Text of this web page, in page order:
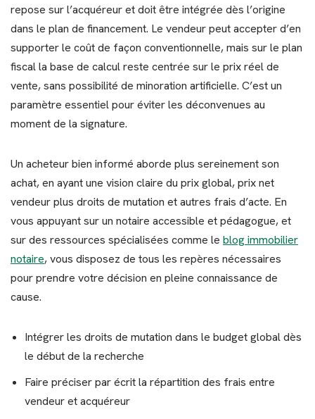
repose sur l’acquéreur et doit être intégrée dès l’origine
dans le plan de financement. Le vendeur peut accepter d’en
supporter le coût de façon conventionnelle, mais sur le plan
fiscal la base de calcul reste centrée sur le prix réel de
vente, sans possibilité de minoration artificielle. C’est un
paramètre essentiel pour éviter les déconvenues au
moment de la signature.
Un acheteur bien informé aborde plus sereinement son
achat, en ayant une vision claire du prix global, prix net
vendeur plus droits de mutation et autres frais d’acte. En
vous appuyant sur un notaire accessible et pédagogue, et
sur des ressources spécialisées comme le blog immobilier
notaire, vous disposez de tous les repères nécessaires
pour prendre votre décision en pleine connaissance de
cause.
Intégrer les droits de mutation dans le budget global dès
le début de la recherche
Faire préciser par écrit la répartition des frais entre
vendeur et acquéreur